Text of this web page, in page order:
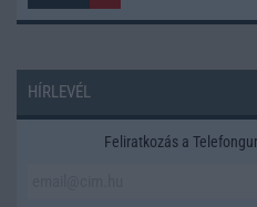
HÍRLEVÉL
Feliratkozás a